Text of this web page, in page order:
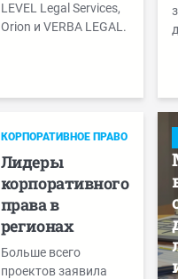
LEVEL Legal Services,
Orion и VERBA LEGAL.
КОРПОРАТИВНОЕ ПРАВО
Лидеры
корпоративного
права в
регионах
Больше всего
проектов заявила